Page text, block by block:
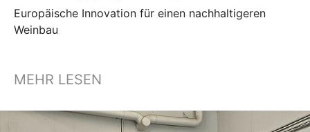
Europäische Innovation für einen nachhaltigeren
Weinbau
MEHR LESEN